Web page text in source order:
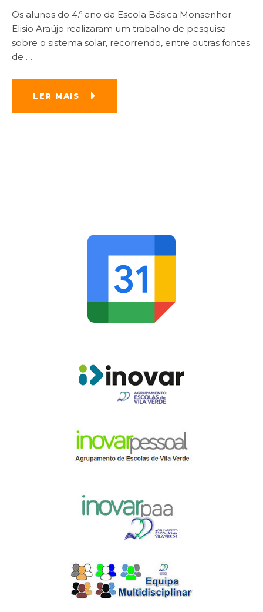
Os alunos do 4.º ano da Escola Básica Monsenhor
Elisio Araújo realizaram um trabalho de pesquisa
sobre o sistema solar, recorrendo, entre outras fontes
de …
LER MAIS